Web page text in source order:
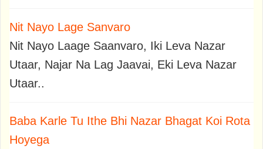
Nit Nayo Lage Sanvaro
Nit Nayo Laage Saanvaro, Iki Leva Nazar
Utaar, Najar Na Lag Jaavai, Eki Leva Nazar
Utaar..
Baba Karle Tu Ithe Bhi Nazar Bhagat Koi Rota
Hoyega